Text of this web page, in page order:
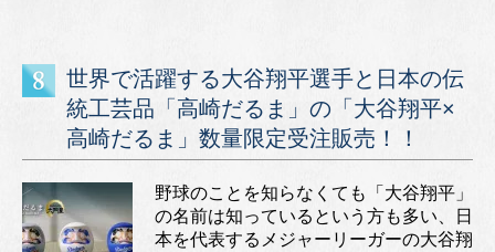
世界で活躍する大谷翔平選手と日本の伝
統工芸品「高崎だるま」の「大谷翔平×
高崎だるま」数量限定受注販売！！
野球のことを知らなくても「大谷翔平」
の名前は知っているという方も多い、日
本を代表するメジャーリーガーの大谷翔